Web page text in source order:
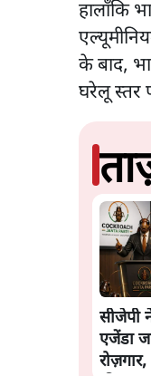
हालाँकि
के बाद,
घरेलू स्तर
सीजेपी
एजेंडा